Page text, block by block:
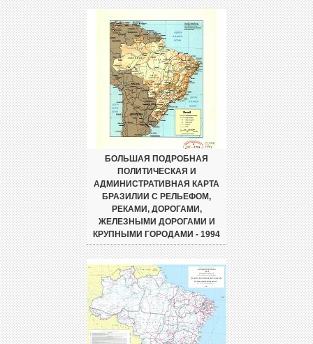
БОЛЬШАЯ ПОДРОБНАЯ
ПОЛИТИЧЕСКАЯ И
АДМИНИСТРАТИВНАЯ КАРТА
БРАЗИЛИИ С РЕЛЬЕФОМ,
РЕКАМИ, ДОРОГАМИ,
ЖЕЛЕЗНЫМИ ДОРОГАМИ И
КРУПНЫМИ ГОРОДАМИ - 1994